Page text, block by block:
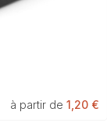
à partir de 1,20 €